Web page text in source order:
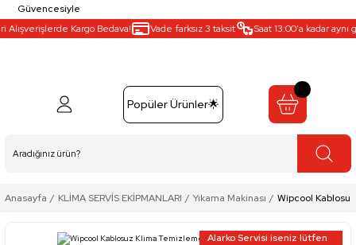
Güvencesiyle
Kargo Bedava!
Vade farksız 3 taksit Saat 13:00’a kadar aynı gün
Popüler Ürünler🌟
Anasayfa KLİMA SERVİS EKİPMANLARI Yıkama Makinası Wipcool
Alarko Servisi iseniz lütfen